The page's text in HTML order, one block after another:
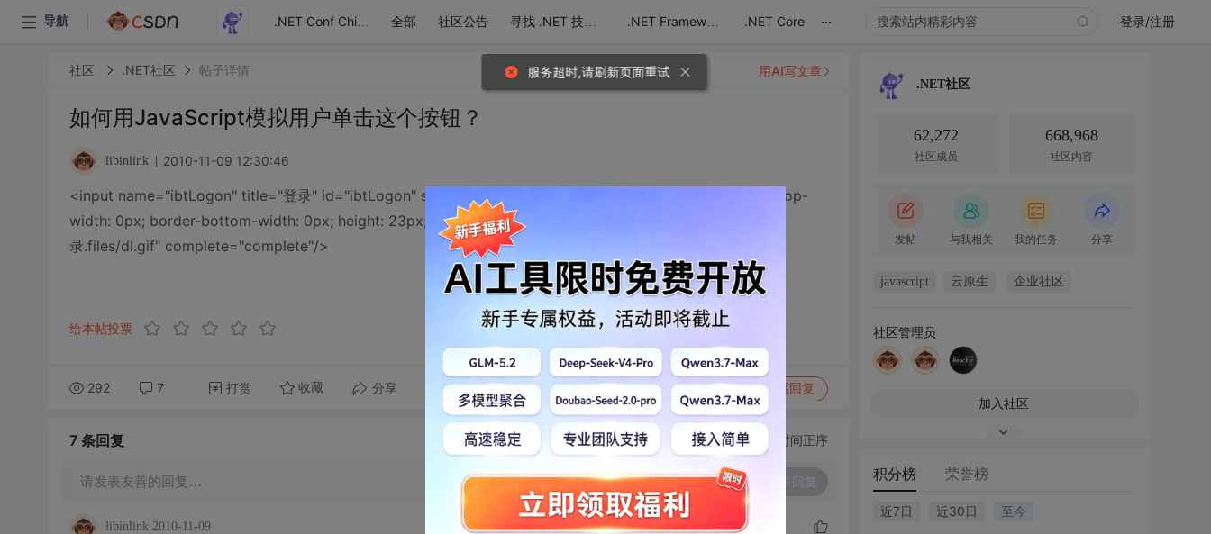
导航 .NET Conf China 全部 社区公告 寻找 .NET 技术达人 .NET Framework .NET Core ... 登录/注册
社区 .NET社区 帖子详情
如何用JavaScript模拟用户单击这个按钮？
libinlink 2010-11-09 12:30:46
<input name="ibtLogon" title="登录" id="ibtLogon" style="border-right-width: 0px; width: 56px; border-top-
width: 0px; border-bottom-width: 0px; height: 23px; border-left-width: 0px;" type="image" src="登
录.files/dl.gif" complete="complete"/>
给本帖投票
292 7 打赏 收藏 分享 转发到动态 举报 写回复
用AI写文章
7 条回复 切换为时间正序
请发表友善的回复…
libinlink 2010-11-09
.NET社区
62,272
社区成员
668,968
社区内容
发帖 与我相关 我的任务 分享
javascript 云原生 企业社区
社区管理员
加入社区
积分榜 荣誉榜
近7日 近30日 至今
服务超时,请刷新页面重试